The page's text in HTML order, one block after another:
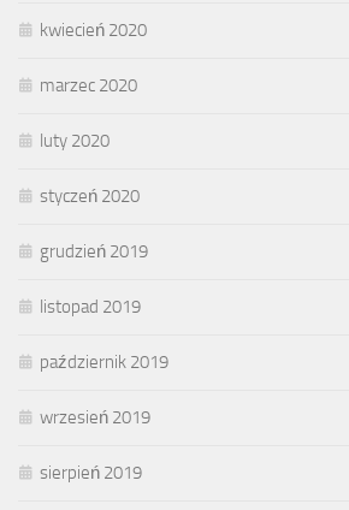
kwiecień 2020
marzec 2020
luty 2020
styczeń 2020
grudzień 2019
listopad 2019
październik 2019
wrzesień 2019
sierpień 2019